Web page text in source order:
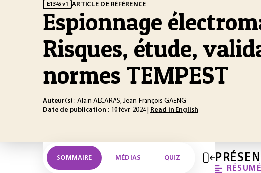
E1345 v1 ARTICLE DE RÉFÉRENCE
Espionnage
Risques, étude,
normes TEMPEST
Auteur(s) : Alain ALCARAS, Jean-François GAENG
Date de publication : 10 févr. 2024 | Read in English
SOMMAIRE MÉDIAS QUIZ
RÉSUMÉ